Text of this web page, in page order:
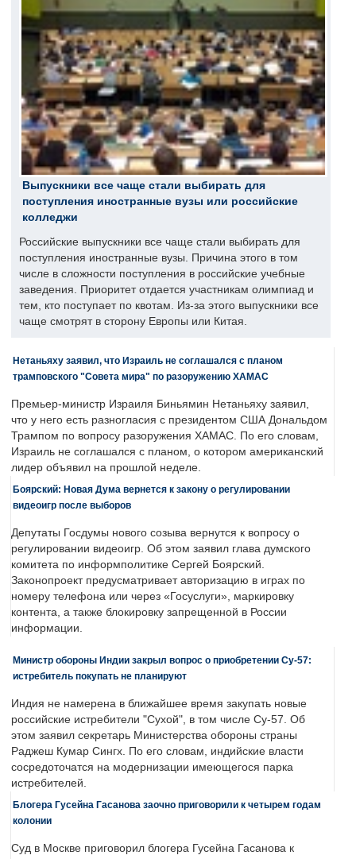
Выпускники все чаще стали выбирать для
поступления иностранные вузы или российские
колледжи
Российские выпускники все чаще стали выбирать для
поступления иностранные вузы. Причина этого в том
числе в сложности поступления в российские учебные
заведения. Приоритет отдается участникам олимпиад и
тем, кто поступает по квотам. Из-за этого выпускники все
чаще смотрят в сторону Европы или Китая.
Нетаньяху заявил, что Израиль не соглашался с планом
трамповского "Совета мира" по разоружению ХАМАС
Премьер-министр Израиля Биньямин Нетаньяху заявил,
что у него есть разногласия с президентом США Дональдом
Трампом по вопросу разоружения ХАМАС. По его словам,
Израиль не соглашался с планом, о котором американский
лидер объявил на прошлой неделе.
Боярский: Новая Дума вернется к закону о регулировании
видеоигр после выборов
Депутаты Госдумы нового созыва вернутся к вопросу о
регулировании видеоигр. Об этом заявил глава думского
комитета по информполитике Сергей Боярский.
Законопроект предусматривает авторизацию в играх по
номеру телефона или через «Госуслуги», маркировку
контента, а также блокировку запрещенной в России
информации.
Министр обороны Индии закрыл вопрос о приобретении Су-57:
истребитель покупать не планируют
Индия не намерена в ближайшее время закупать новые
российские истребители "Сухой", в том числе Су-57. Об
этом заявил секретарь Министерства обороны страны
Раджеш Кумар Сингх. По его словам, индийские власти
сосредоточатся на модернизации имеющегося парка
истребителей.
Блогера Гусейна Гасанова заочно приговорили к четырем годам
колонии
Суд в Москве приговорил блогера Гусейна Гасанова к